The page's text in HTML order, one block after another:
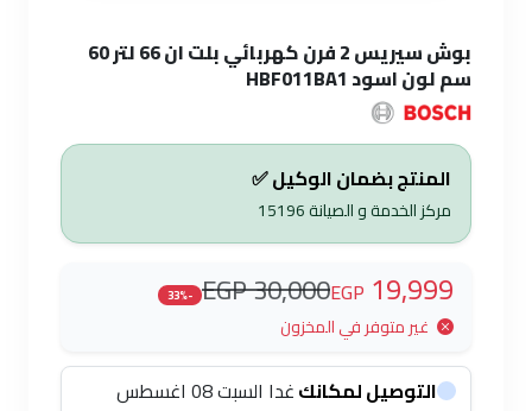
بوش سيريس 2 فرن كهربائي بلت ان 66 لتر 60
سم لون اسود HBF011BA1
المنتج بضمان الوكيل ✅
مركز الخدمة و الصيانة15196
19,999
EGP
30,000 EGP
-33%
غير متوفر في المخزون
التوصيل لمكانكغدا السبت 08 اغسطس